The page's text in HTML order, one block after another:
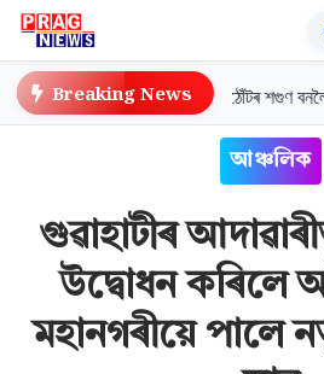
Breaking News
দিগন্ত: বিশ্বৰ প্ৰথম সৰুঠোঁটৰ শগুণ বনলৈ
আঞ্চলিক
গুৱাহাটীৰ
উদ্বোধন কৰিলে
মহানগৰীয়ে পালে